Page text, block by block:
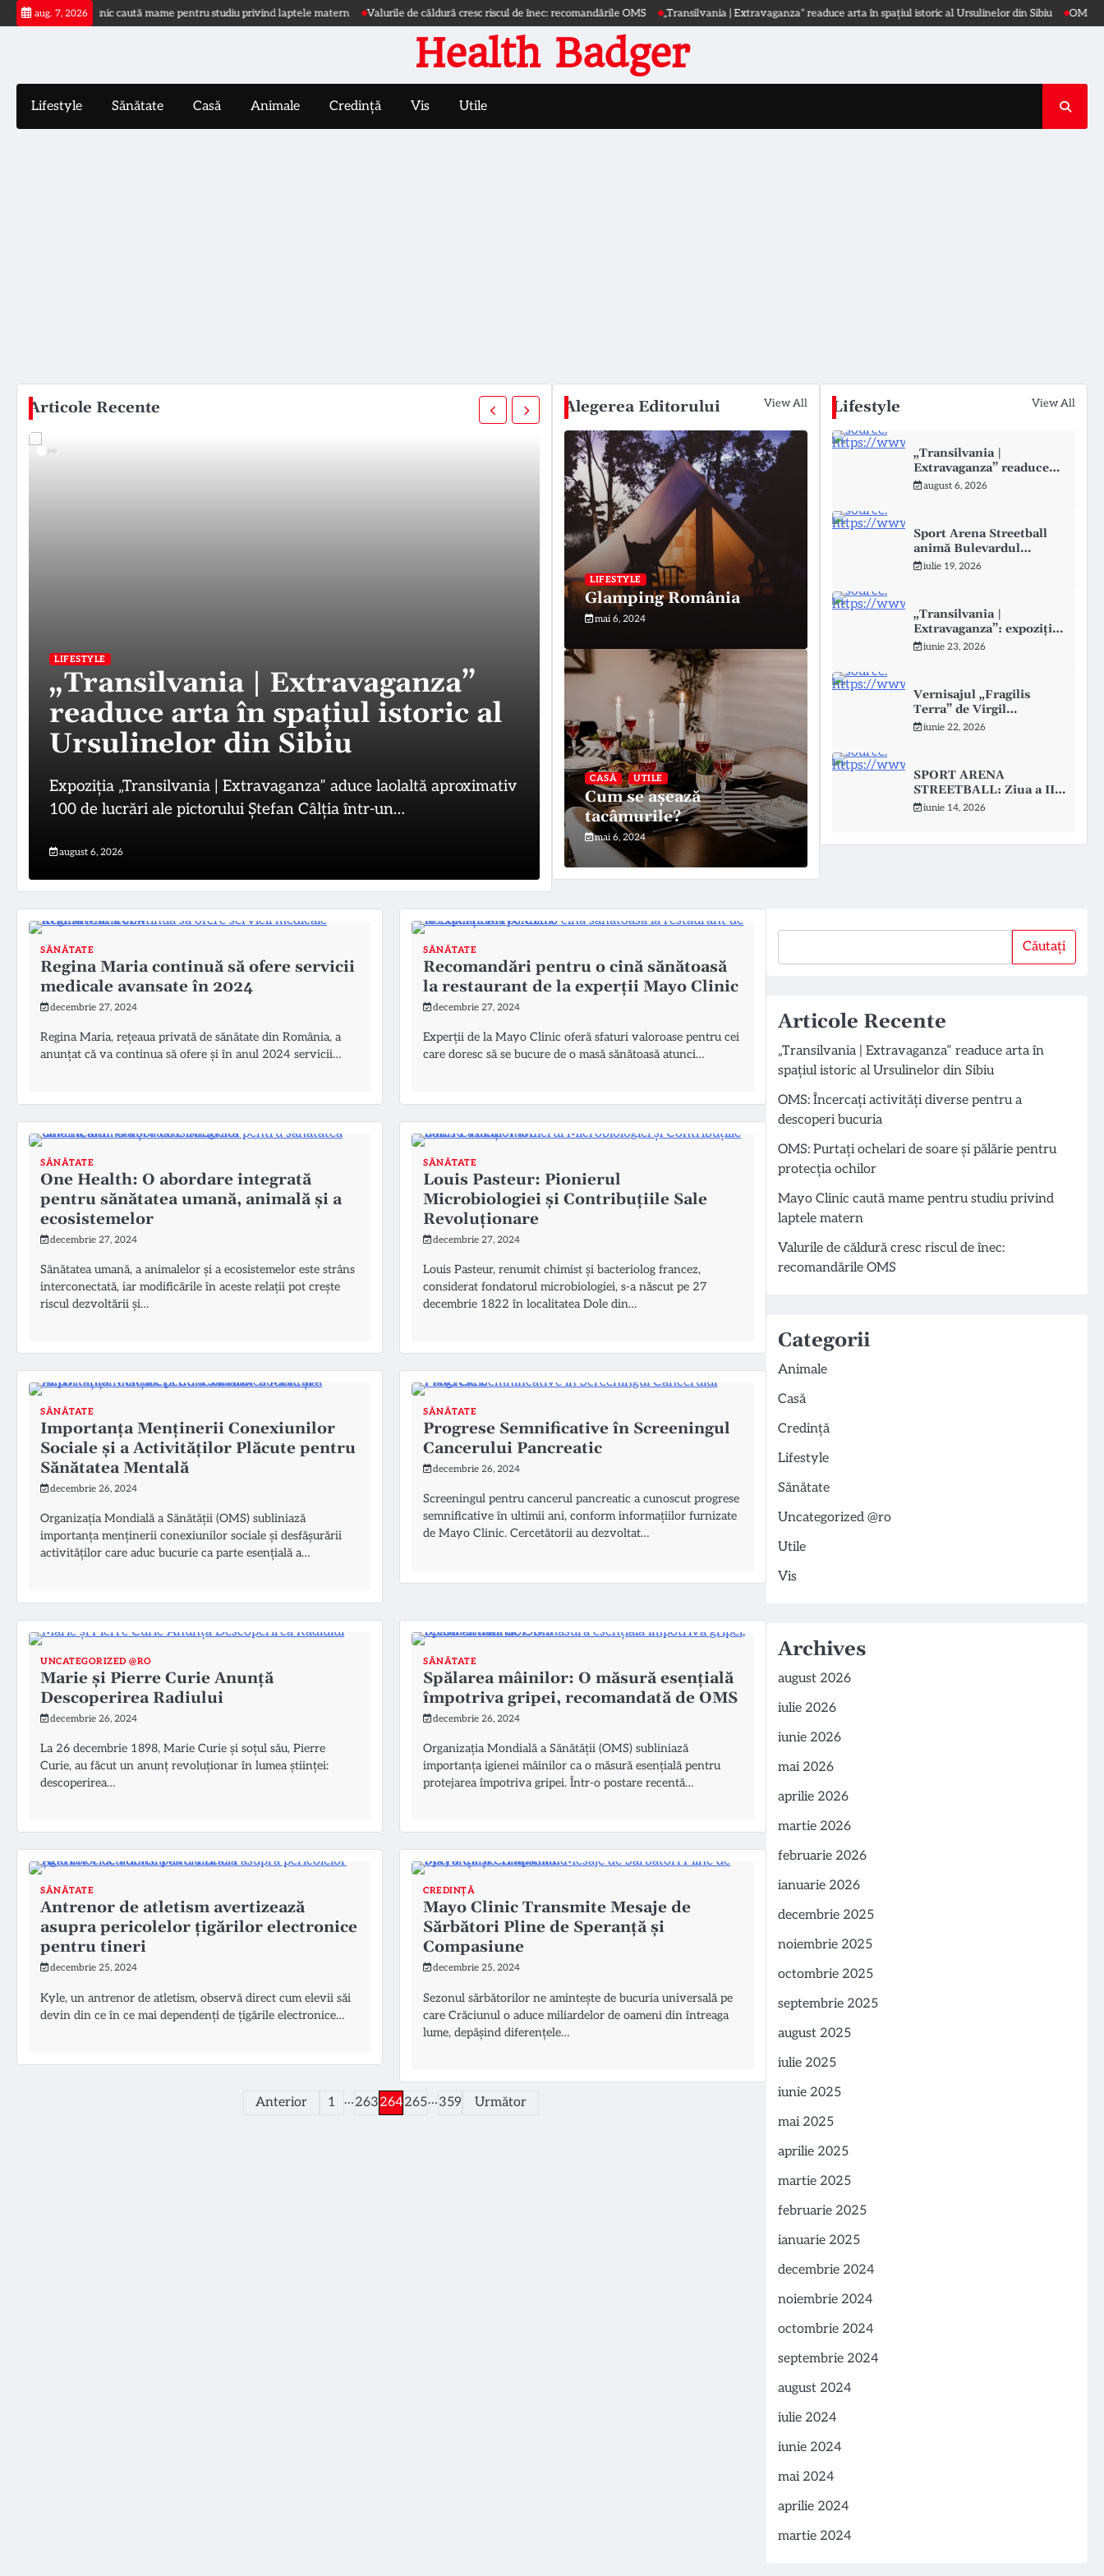
Skip
to
aug. 7, 2026
Mayo Clinic caută mame pentru studiu privind laptele matern Valurile de căldură cresc riscul de înec: recomandările OMS „Transilvania | Extravaganza” readuce arta în spațiul istoric al Ursulinelor din Sibiu OMS:
Health Badger
Lifestyle Sănătate Casă Animale Credință Vis Utile
Articole Recente
LIFESTYLE
„Transilvania | Extravaganza”
readuce arta în spațiul istoric al
Ursulinelor din Sibiu
Expoziția „Transilvania | Extravaganza” aduce laolaltă aproximativ
100 de lucrări ale pictorului Ștefan Câlția într-un…
august 6, 2026
OMS: Încercați activități diverse
pentru a descoperi bucuria
Organizația Mondială a Sănătății (OMS) a lansat un mesaj public
recent pe pagina sa de…
august 6, 2026
Alegerea Editorului View All
LIFESTYLE
Glamping România
mai 6, 2024
CASĂ UTILE
Cum se așează
tacâmurile?
mai 6, 2024
Lifestyle View All
„Transilvania |
Extravaganza” readuce
arta în spațiul istoric al
august 6, 2026
Sport Arena Streetball
animă Bulevardul
Castanilor din Ploiești
iulie 19, 2026
„Transilvania |
Extravaganza”: expoziție
Ștefan Câlția la Sibiu
iunie 23, 2026
Vernisajul „Fragilis
Terra” de Virgil
Scripcariu la Viscri
iunie 22, 2026
SPORT ARENA
STREETBALL: Ziua a II-a
aduce spectacol la Sibiu
iunie 14, 2026
SĂNĂTATE
Regina Maria continuă să ofere servicii
medicale avansate în 2024
decembrie 27, 2024
Regina Maria, rețeaua privată de sănătate din România, a
anunțat că va continua să ofere și în anul 2024 servicii…
SĂNĂTATE
Recomandări pentru o cină sănătoasă
la restaurant de la experții Mayo Clinic
decembrie 27, 2024
Experții de la Mayo Clinic oferă sfaturi valoroase pentru cei
care doresc să se bucure de o masă sănătoasă atunci…
SĂNĂTATE
One Health: O abordare integrată
pentru sănătatea umană, animală și a
ecosistemelor
decembrie 27, 2024
Sănătatea umană, a animalelor și a ecosistemelor este strâns
interconectată, iar modificările în aceste relații pot crește
riscul dezvoltării și…
SĂNĂTATE
Louis Pasteur: Pionierul
Microbiologiei și Contribuțiile Sale
Revoluționare
decembrie 27, 2024
Louis Pasteur, renumit chimist și bacteriolog francez,
considerat fondatorul microbiologiei, s-a născut pe 27
decembrie 1822 în localitatea Dole din…
SĂNĂTATE
Importanța Menținerii Conexiunilor
Sociale și a Activităților Plăcute pentru
Sănătatea Mentală
decembrie 26, 2024
Organizația Mondială a Sănătății (OMS) subliniază
importanța menținerii conexiunilor sociale și desfășurării
activităților care aduc bucurie ca parte esențială a…
SĂNĂTATE
Progrese Semnificative în Screeningul
Cancerului Pancreatic
decembrie 26, 2024
Screeningul pentru cancerul pancreatic a cunoscut progrese
semnificative în ultimii ani, conform informațiilor furnizate
de Mayo Clinic. Cercetătorii au dezvoltat…
UNCATEGORIZED @RO
Marie și Pierre Curie Anunță
Descoperirea Radiului
decembrie 26, 2024
La 26 decembrie 1898, Marie Curie și soțul său, Pierre
Curie, au făcut un anunț revoluționar în lumea științei:
descoperirea…
SĂNĂTATE
Spălarea mâinilor: O măsură esențială
împotriva gripei, recomandată de OMS
decembrie 26, 2024
Organizația Mondială a Sănătății (OMS) subliniază
importanța igienei mâinilor ca o măsură esențială pentru
protejarea împotriva gripei. Într-o postare recentă…
SĂNĂTATE
Antrenor de atletism avertizează
asupra pericolelor țigărilor electronice
pentru tineri
decembrie 25, 2024
Kyle, un antrenor de atletism, observă direct cum elevii săi
devin din ce în ce mai dependenți de țigările electronice…
CREDINȚĂ
Mayo Clinic Transmite Mesaje de
Sărbători Pline de Speranță și
Compasiune
decembrie 25, 2024
Sezonul sărbătorilor ne amintește de bucuria universală pe
care Crăciunul o aduce miliardelor de oameni din întreaga
lume, depășind diferențele…
Anterior 1 …263264265…359 Următor
Căutați
Articole Recente
„Transilvania | Extravaganza” readuce arta în
spațiul istoric al Ursulinelor din Sibiu
OMS: Încercați activități diverse pentru a
descoperi bucuria
OMS: Purtați ochelari de soare și pălărie pentru
protecția ochilor
Mayo Clinic caută mame pentru studiu privind
laptele matern
Valurile de căldură cresc riscul de înec:
recomandările OMS
Categorii
Animale
Casă
Credință
Lifestyle
Sănătate
Uncategorized @ro
Utile
Vis
Archives
august 2026
iulie 2026
iunie 2026
mai 2026
aprilie 2026
martie 2026
februarie 2026
ianuarie 2026
decembrie 2025
noiembrie 2025
octombrie 2025
septembrie 2025
august 2025
iulie 2025
iunie 2025
mai 2025
aprilie 2025
martie 2025
februarie 2025
ianuarie 2025
decembrie 2024
noiembrie 2024
octombrie 2024
septembrie 2024
august 2024
iulie 2024
iunie 2024
mai 2024
aprilie 2024
martie 2024